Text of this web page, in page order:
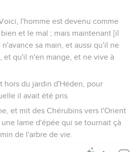
l'homme est devenu comme
et le mal ; mais maintenant [il
sa main, et aussi qu'il ne
et qu'il n'en mange, et ne vive à
hors du jardin d'Héden, pour
il avait été pris.
et mit des Chérubins vers l'Orient
lame d'épée qui se tournait çà
de l'arbre de vie.